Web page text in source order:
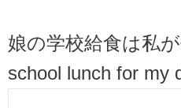
娘の学校給食は私
school lunch for my